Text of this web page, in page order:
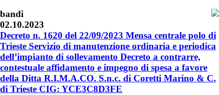
bandi
02.10.2023
Decreto n. 1620 del 22/09/2023 Mensa centrale polo di
Trieste Servizio di manutenzione ordinaria e periodica
dell’impianto di sollevamento Decreto a contrarre,
contestuale affidamento e impegno di spesa a favore
della Ditta R.I.M.A.CO. S.n.c. di Coretti Marino & C.
di Trieste CIG: YCE3C8D3FE